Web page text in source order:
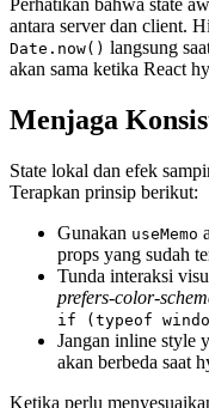
Perhatikan bahwa state
antara server dan client.
Date.now() langsung
akan sama ketika React
Menjaga
State lokal dan efek
Terapkan prinsip berikut:
Gunakan useMemo
props yang sudah
Tunda interaksi
prefers-color-
if (typeof
Jangan inline style
akan berbeda saat
Ketika perlu